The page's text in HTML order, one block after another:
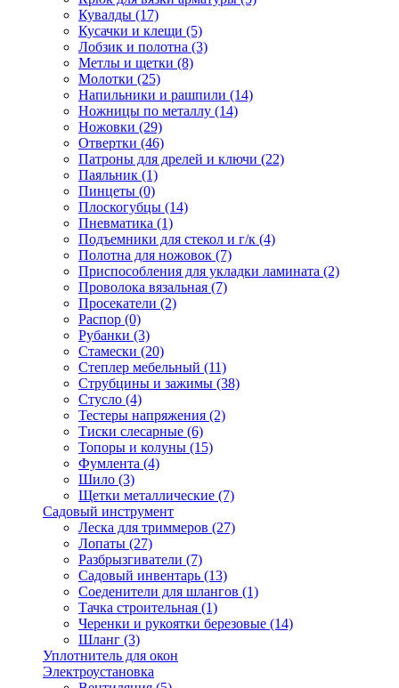
Кувалды (17)
Кусачки и клещи (5)
Лобзик и полотна (3)
Метлы и щетки (8)
Молотки (25)
Напильники и рашпили (14)
Ножницы по металлу (14)
Ножовки (29)
Отвертки (46)
Патроны для дрелей и ключи (22)
Паяльник (1)
Пинцеты (0)
Плоскогубцы (14)
Пневматика (1)
Подъемники для стекол и г/к (4)
Полотна для ножовок (7)
Приспособления для укладки ламината (2)
Проволока вязальная (7)
Просекатели (2)
Распор (0)
Рубанки (3)
Стамески (20)
Степлер мебельный (11)
Струбцины и зажимы (38)
Стусло (4)
Тестеры напряжения (2)
Тиски слесарные (6)
Топоры и колуны (15)
Фумлента (4)
Шило (3)
Щетки металлические (7)
Садовый инструмент
Леска для триммеров (27)
Лопаты (27)
Разбрызгиватели (7)
Садовый инвентарь (13)
Соеденители для шлангов (1)
Тачка строительная (1)
Черенки и рукоятки березовые (14)
Шланг (3)
Уплотнитель для окон
Электроустановка